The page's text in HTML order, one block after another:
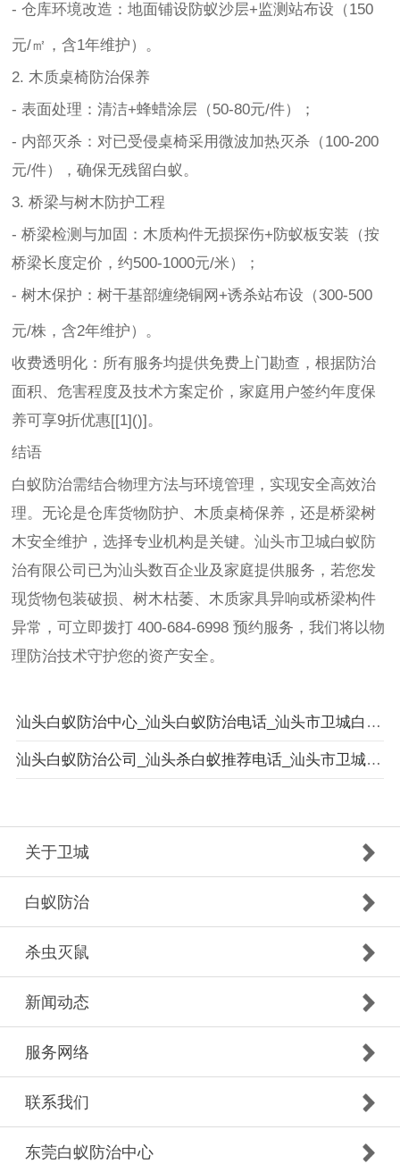
- 仓库环境改造：地面铺设防蚁沙层+监测站布设（150
元/㎡，含1年维护）。
2. 木质桌椅防治保养
- 表面处理：清洁+蜂蜡涂层（50-80元/件）；
- 内部灭杀：对已受侵桌椅采用微波加热灭杀（100-200
元/件），确保无残留白蚁。
3. 桥梁与树木防护工程
- 桥梁检测与加固：木质构件无损探伤+防蚁板安装（按
桥梁长度定价，约500-1000元/米）；
- 树木保护：树干基部缠绕铜网+诱杀站布设（300-500
元/株，含2年维护）。
收费透明化：所有服务均提供免费上门勘查，根据防治
面积、危害程度及技术方案定价，家庭用户签约年度保
养可享9折优惠[[1]()]。
结语
白蚁防治需结合物理方法与环境管理，实现安全高效治
理。无论是仓库货物防护、木质桌椅保养，还是桥梁树
木安全维护，选择专业机构是关键。汕头市卫城白蚁防
治有限公司已为汕头数百企业及家庭提供服务，若您发
现货物包装破损、树木枯萎、木质家具异响或桥梁构件
异常，可立即拨打 400-684-6998 预约服务，我们将以物
理防治技术守护您的资产安全。
汕头白蚁防治中心_汕头白蚁防治电话_汕头市卫城白蚁防治有限公司
汕头白蚁防治公司_汕头杀白蚁推荐电话_汕头市卫城白蚁防治有限公司
关于卫城
白蚁防治
杀虫灭鼠
新闻动态
服务网络
联系我们
东莞白蚁防治中心